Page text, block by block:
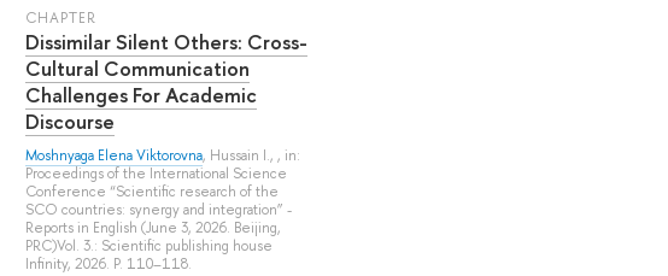
СHAPTER
Dissimilar Silent Others: Cross-
Cultural Communication
Challenges For Academic
Discourse
Moshnyaga Elena Viktorovna, Hussain I., , in:
Proceedings of the International Science
Conference “Scientific research of the
SCO countries: synergy and integration” -
Reports in English (June 3, 2026. Beijing,
PRC)Vol. 3.: Scientific publishing house
Infinity, 2026. P. 110–118.